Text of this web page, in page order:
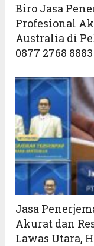
Biro Jasa
Profesional
Australia di
0877 2768 8883
Jasa
Akurat dan
Lawas Utara,